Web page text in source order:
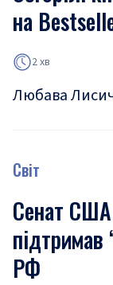
на
2 хв
Любава
Світ
Сенат
підтримав
РФ